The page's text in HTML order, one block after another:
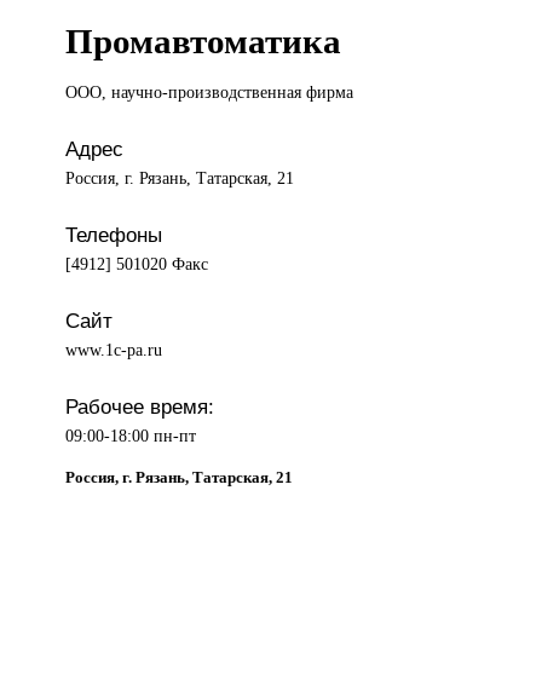
Промавтоматика
ООО, научно-производственнаяфирма
Адрес
Россия, г. Рязань, Татарская, 21
Телефоны
[4912] 501020 Факс
Сайт
www.1c-pa.ru
Рабочее время:
09:00-18:00 пн-пт
Россия, г. Рязань, Татарская, 21